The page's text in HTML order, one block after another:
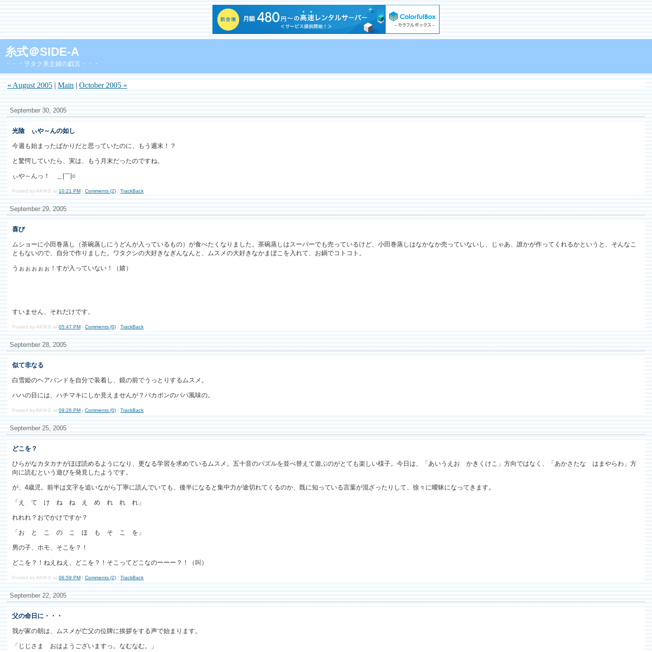
糸式＠SIDE-A
・・・ヲタク系主婦の戯言・・・
« August 2005 | Main | October 2005 »
September 30, 2005
光陰 ぃや～んの如し
今週も始まったばかりだと思っていたのに、もう週末！？
と驚愕していたら、実は、もう月末だったのですね。
ぃや～んっ！ ＿|￣|○
Posted by AKIKO at 10:21 PM | Comments (2) | TrackBack
September 29, 2005
喜び
ムショーに小田巻蒸し（茶碗蒸しにうどんが入っているもの）が食べたくなりました。茶碗蒸しはスーパーでも売っているけど、小田巻蒸しはなかなか売っていないし、じゃあ、誰かが作ってくれるかというと、そんなこ
ともないので、自分で作りました。ワタクシの大好きなぎんなんと、ムスメの大好きなかまぼこを入れて、お鍋でコトコト。
うぉぉぉぉぉ！すが入っていない！（嬉）
すいません、それだけです。
Posted by AKIKO at 05:47 PM | Comments (0) | TrackBack
September 28, 2005
似て非なる
白雪姫のヘアバンドを自分で装着し、鏡の前でうっとりするムスメ。
ハハの目には、ハチマキにしか見えませんが？バカボンのパパ風味の。
Posted by AKIKO at 09:26 PM | Comments (0) | TrackBack
September 25, 2005
どこを？
ひらがなカタカナがほぼ読めるようになり、更なる学習を求めているムスメ。五十音のパズルを並べ替えて遊ぶのがとても楽しい様子。今日は、「あいうえお かきくけこ」方向ではなく、「あかさたな はまやらわ」方
向に読むという遊びを発見したようです。
が、4歳児。前半は文字を追いながら丁寧に読んでいても、後半になると集中力が途切れてくるのか、既に知っている言葉が混ざったりして、徐々に曖昧になってきます。
「え て け ね ね え め れ れ れ」
れれれ？おでかけですか？
「お と こ の こ ほ も そ こ を」
男の子、ホモ、そこを？！
どこを？！ねえねえ、どこを？！そこってどこなのーーー？！（叫）
Posted by AKIKO at 06:59 PM | Comments (2) | TrackBack
September 22, 2005
父の命日に・・・
我が家の朝は、ムスメが亡父の位牌に挨拶をする声で始まります。
「じじさま おはようございますっ。なむなむ。」